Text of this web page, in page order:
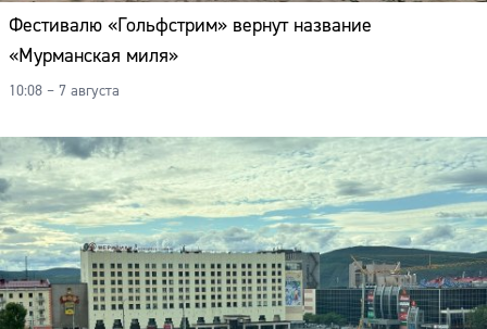
Фестивалю «Гольфстрим» вернут название
«Мурманская миля»
10:08 – 7 августа